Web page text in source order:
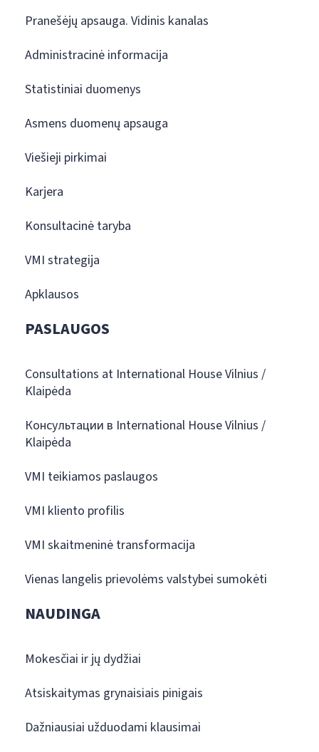
Pranešėjų apsauga. Vidinis kanalas
Administracinė informacija
Statistiniai duomenys
Asmens duomenų apsauga
Viešieji pirkimai
Karjera
Konsultacinė taryba
VMI strategija
Apklausos
PASLAUGOS
Consultations at International House Vilnius /
Klaipėda
Консультации в International House Vilnius /
Klaipėda
VMI teikiamos paslaugos
VMI kliento profilis
VMI skaitmeninė transformacija
Vienas langelis prievolėms valstybei sumokėti
NAUDINGA
Mokesčiai ir jų dydžiai
Atsiskaitymas grynaisiais pinigais
Dažniausiai užduodami klausimai